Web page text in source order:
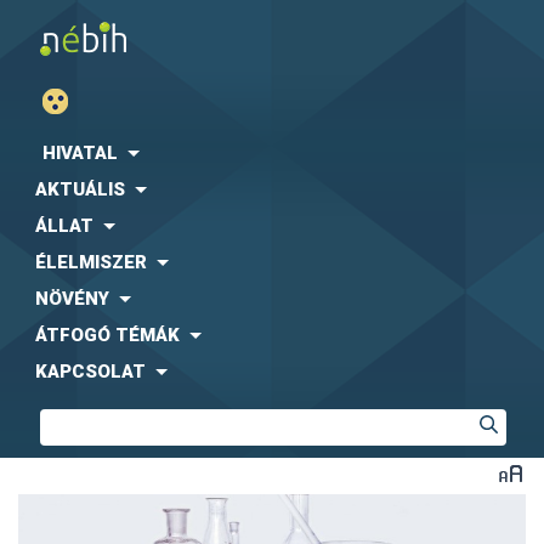
HIVATAL
AKTUÁLIS
ÁLLAT
ÉLELMISZER
NÖVÉNY
ÁTFOGÓ TÉMÁK
KAPCSOLAT